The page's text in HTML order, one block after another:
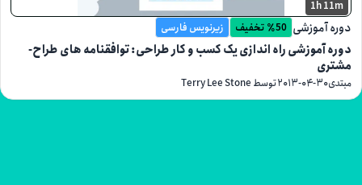
٪50 تخفیف زیرنویس فارسی
راه اندازی یک کسب و کار طراحی: توافقنامه های طراح-
۰۴-۳۰توسط Terry Lee Stone